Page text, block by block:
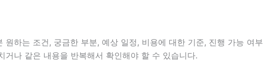
하는 조건, 궁금한 부분, 예상 일정, 비용에 대한 기준, 진행 가능 여부
나 같은 내용을 반복해서 확인해야 할 수 있습니다.